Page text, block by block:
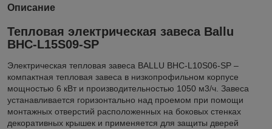
Описание
Тепловая электрическая завеса Ballu
BHC-L15S09-SP
Электрическая тепловая завеса BALLU BHC-L10S06-SP –
компактная тепловая завеса в низкопрофильном корпусе
мощностью 6 кВт и производительностью 1050 м3/ч. Завеса
устанавливается горизонтально над проемом при помощи
монтажных отверстий расположенных на боковых стенках
декоративных крышек и применяется для защиты дверей